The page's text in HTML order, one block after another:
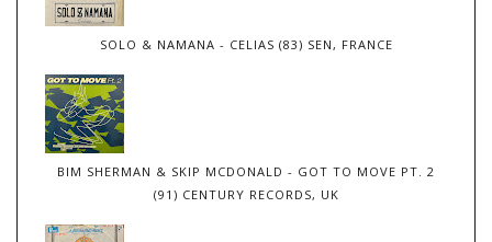
SOLO & NAMANA - CELIAS (83) SEN, FRANCE
BIM SHERMAN & SKIP MCDONALD - GOT TO MOVE PT. 2
(91) CENTURY RECORDS, UK